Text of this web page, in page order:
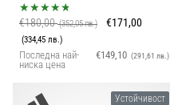
€180,00(352,05 лв.) €171,00
(334,45 лв.)
Последна най-
ниска цена
€149,10 (291,61 лв.)
Устойчивост